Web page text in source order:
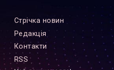
Стрiчка новин
Редакцiя
Контакти
RSS